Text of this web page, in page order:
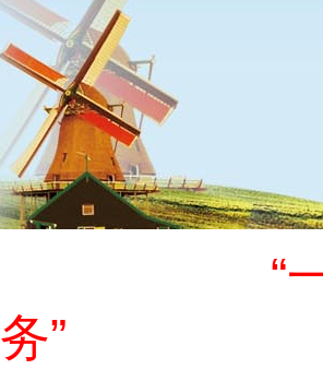
“
务”